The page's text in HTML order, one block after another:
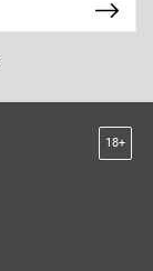
18+